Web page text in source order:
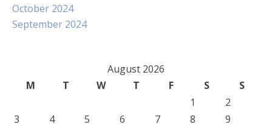
October 2024
September 2024
August 2026
M
T W T F S
S
1
2
3
4 5 6 7 8
9